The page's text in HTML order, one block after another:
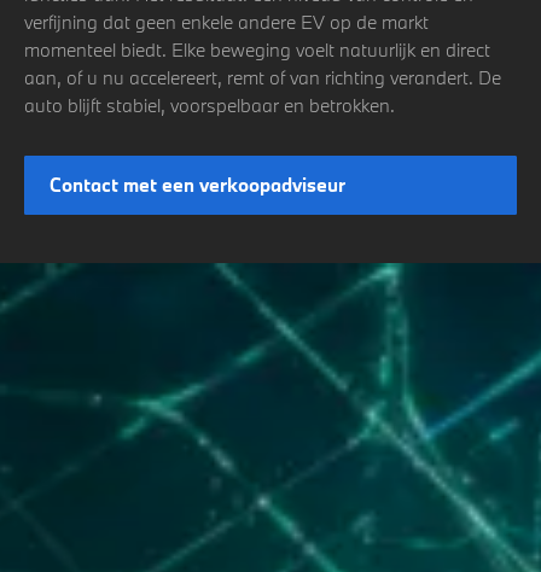
verfijning dat geen enkele andere EV op de markt
momenteel biedt. Elke beweging voelt natuurlijk en direct
aan, of u nu accelereert, remt of van richting verandert. De
auto blijft stabiel, voorspelbaar en betrokken.
Contact met een verkoopadviseur